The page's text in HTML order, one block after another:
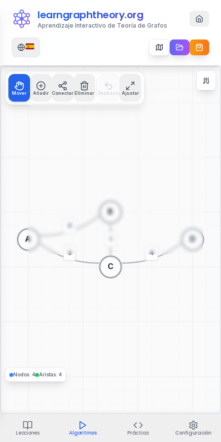
learngraphtheory.org
Aprendizaje Interactivo de Teoría de Grafos
Mover Añadir ConectarEliminar Deshacer Ajustar
Ajustar a Pantalla
Cambiar a visualización 3D
Nodos: 4 Aristas: 4
Lecciones Algoritmos Práctica Configuración